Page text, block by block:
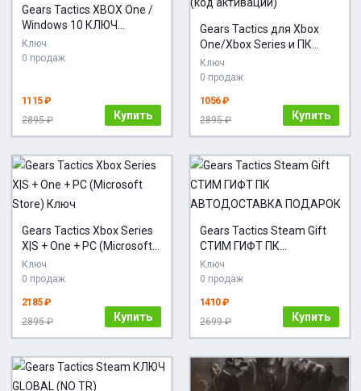
Gears Tactics XBOX One /
Windows 10 КЛЮЧ
GLOBAL
Ключ
0 продаж
1115 ₽
2895 ₽
Купить
Gears Tactics для Xbox
One/Xbox Series и ПК
(Win10) (код активации)
Ключ
0 продаж
1056 ₽
2895 ₽
Купить
Gears Tactics Xbox Series
X|S + One + PC (Microsoft
Store) Ключ
Ключ
0 продаж
2185 ₽
2895 ₽
Купить
Gears Tactics Steam Gift
СТИМ ГИФТ ПК
АВТОДОСТАВКА
ПОДАРОК
Ключ
0 продаж
1410 ₽
2699 ₽
Купить